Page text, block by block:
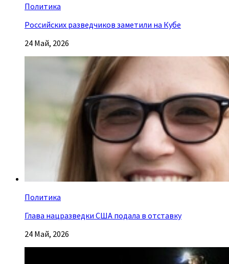
Политика
Российских разведчиков заметили на Кубе
24 Май, 2026
Политика
Глава нацразведки США подала в отставку
24 Май, 2026